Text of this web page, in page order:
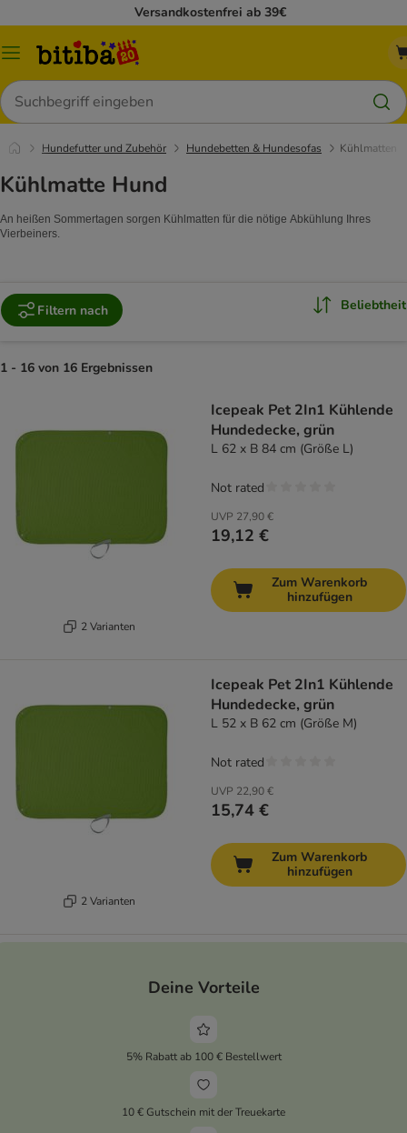
Versandkostenfrei ab 39€
Menü
Suchen
Hundefutter und Zubehör Hundebetten & Hundesofas Kühlmatten
Kühlmatte Hund
An heißen Sommertagen sorgen Kühlmatten für die nötige Abkühlung Ihres
Vierbeiners.
Filtern nach Beliebtheit
1 - 16 von 16 Ergebnissen
2 Varianten
Icepeak Pet 2In1 Kühlende
Hundedecke, grün
L 62 x B 84 cm (Größe L)
UVP 27,90 €
19,12 €
Not rated
Zum Warenkorb
hinzufügen
2 Varianten
Icepeak Pet 2In1 Kühlende
Hundedecke, grün
L 52 x B 62 cm (Größe M)
UVP 22,90 €
15,74 €
Not rated
Zum Warenkorb
hinzufügen
Deine Vorteile
5% Rabatt ab 100 € Bestellwert
10 € Gutschein mit der Treuekarte